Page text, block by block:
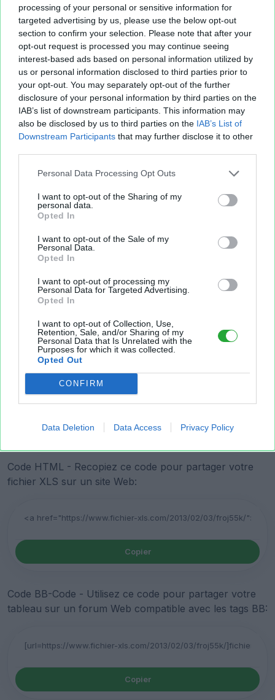
processing of your personal or sensitive information for
targeted advertising by us, please use the below opt-out
section to confirm your selection. Please note that after your
opt-out request is processed you may continue seeing
interest-based ads based on personal information utilized by
us or personal information disclosed to third parties prior to
your opt-out. You may separately opt-out of the further
disclosure of your personal information by third parties on the
IAB’s list of downstream participants. This information may
also be disclosed by us to third parties on the IAB’s List of
Downstream Participants that may further disclose it to other
Personal Data Processing Opt Outs
I want to opt-out of the Sharing of my
personal data.
Opted In
I want to opt-out of the Sale of my
Personal Data.
Opted In
I want to opt-out of processing my
Personal Data for Targeted Advertising.
Opted In
I want to opt-out of Collection, Use,
Retention, Sale, and/or Sharing of my
Personal Data that Is Unrelated with the
Purposes for which it was collected.
Opted Out
CONFIRM
Data Deletion Data Access Privacy Policy
Sur le même sujet..
stones playlist killing vraiment
presse
telephone against
Partager le fichier
Lien court vers la page de téléchargement du fichier:
Copier
Code HTML - Recopiez ce code pour partager votre
fichier XLS sur un site Web:
Copier
Code BB-Code - Utilisez ce code pour partager votre
tableau sur un forum Web compatible avec les tags BB:
Copier